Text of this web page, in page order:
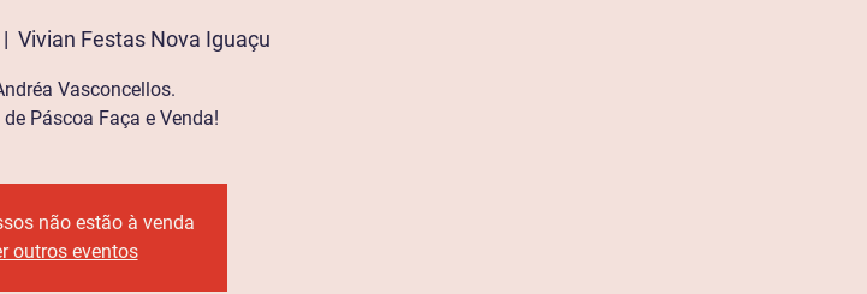
Vivian Festas Nova Iguaçu
Vasconcellos.
Páscoa Faça e Venda!
não estão à venda
outros eventos